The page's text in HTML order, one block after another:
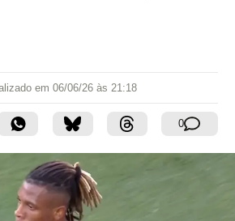
em 06/06/26 às 21:18
0